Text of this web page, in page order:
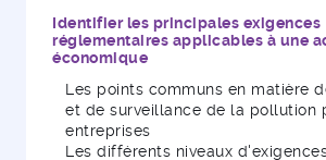
Identifier les principales exigences
réglementaires applicables à une
économique
Les points communs en matière
et de surveillance de la pollution
entreprises
Les différents niveaux